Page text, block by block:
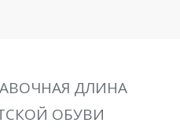
ДЛИНА
ОБУВИ